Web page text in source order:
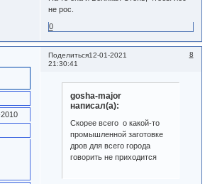
не рос.
0
Поделиться 8
12-01-2021
21:30:41
gosha-major
написал(а):
Скорее всего о какой-то
промышленной заготовке
дров для всего города
говорить не приходится